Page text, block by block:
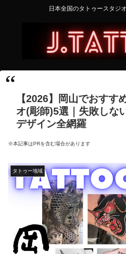
日本全国のタトゥースタジ
【2026】岡山でおすす
オ(彫師)5選｜失敗しな
デザイン全網羅
※本記事はPRを含む場合があります
タトゥー地域